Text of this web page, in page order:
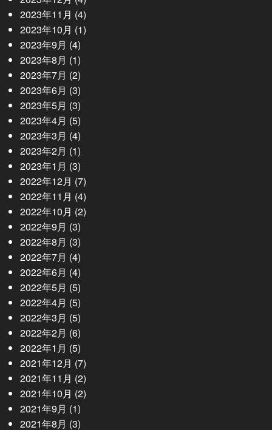
2023年11月 (4)
2023年10月 (1)
2023年9月 (4)
2023年8月 (1)
2023年7月 (2)
2023年6月 (3)
2023年5月 (3)
2023年4月 (5)
2023年3月 (4)
2023年2月 (1)
2023年1月 (3)
2022年12月 (7)
2022年11月 (4)
2022年10月 (2)
2022年9月 (3)
2022年8月 (3)
2022年7月 (4)
2022年6月 (4)
2022年5月 (5)
2022年4月 (5)
2022年3月 (5)
2022年2月 (6)
2022年1月 (5)
2021年12月 (7)
2021年11月 (2)
2021年10月 (2)
2021年9月 (1)
2021年8月 (3)